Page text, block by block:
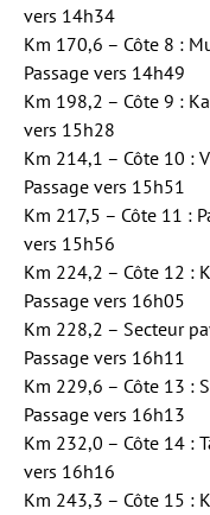
vers 14h34
Km 170,6 – Côte 8 :
Passage vers 14h49
Km 198,2 – Côte 9 :
vers 15h28
Km 214,1 – Côte 10 :
Passage vers 15h51
Km 217,5 – Côte 11 :
vers 15h56
Km 224,2 – Côte 12 :
Passage vers 16h05
Km 228,2 – Secteur
Passage vers 16h11
Km 229,6 – Côte 13 :
Passage vers 16h13
Km 232,0 – Côte 14 :
vers 16h16
Km 243,3 – Côte 15 :